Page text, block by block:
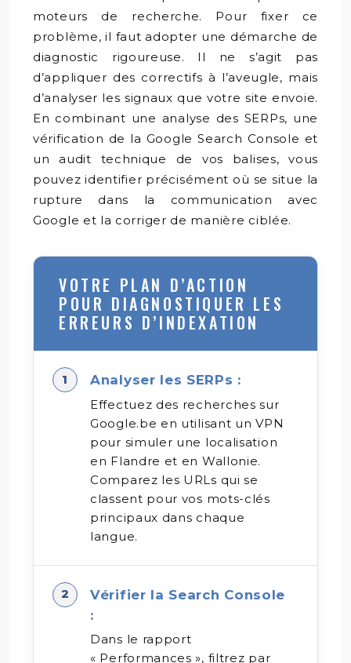
moteurs de recherche. Pour fixer ce
problème, il faut adopter une démarche de
diagnostic rigoureuse. Il ne s’agit pas
d’appliquer des correctifs à l’aveugle, mais
d’analyser les signaux que votre site envoie.
En combinant une analyse des SERPs, une
vérification de la Google Search Console et
un audit technique de vos balises, vous
pouvez identifier précisément où se situe la
rupture dans la communication avec
Google et la corriger de manière ciblée.
VOTRE PLAN D’ACTION
POUR DIAGNOSTIQUER LES
ERREURS D’INDEXATION
Analyser les SERPs :
Effectuez des recherches sur
Google.be en utilisant un VPN
pour simuler une localisation
en Flandre et en Wallonie.
Comparez les URLs qui se
classent pour vos mots-clés
principaux dans chaque
langue.
Vérifier la Search Console
:
Dans le rapport
« Performances », filtrez par